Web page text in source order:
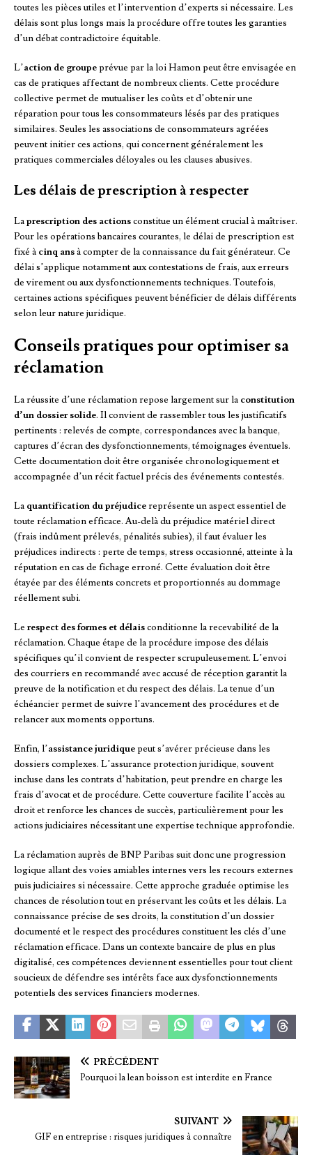
toutes les pièces utiles et l’intervention d’experts si nécessaire. Les
délais sont plus longs mais la procédure offre toutes les garanties
d’un débat contradictoire équitable.
L’action de groupeprévue par la loi Hamon peut être envisagée en
cas de pratiques affectant de nombreux clients. Cette procédure
collective permet de mutualiser les coûts et d’obtenir une
réparation pour tous les consommateurs lésés par des pratiques
similaires. Seules les associations de consommateurs agréées
peuvent initier ces actions, qui concernent généralement les
pratiques commerciales déloyales ou les clauses abusives.
Les délais de prescription à respecter
Laprescription des actionsconstitue un élément crucial à maîtriser.
Pour les opérations bancaires courantes, le délai de prescription est
fixé à cinq ansà compter de la connaissance du fait générateur. Ce
délai s’applique notamment aux contestations de frais, aux erreurs
de virement ou aux dysfonctionnements techniques. Toutefois,
certaines actions spécifiques peuvent bénéficier de délais différents
selon leur nature juridique.
Conseils pratiques pour optimiser sa
réclamation
La réussite d’une réclamation repose largement sur la constitution
d’un dossier solide. Il convient de rassembler tous les justificatifs
pertinents : relevés de compte, correspondances avec la banque,
captures d’écran des dysfonctionnements, témoignages éventuels.
Cette documentation doit être organisée chronologiquement et
accompagnée d’un récit factuel précis des événements contestés.
La quantification du préjudicereprésente un aspect essentiel de
toute réclamation efficace. Au-delà du préjudice matériel direct
(frais indûment prélevés, pénalités subies), il faut évaluer les
préjudices indirects : perte de temps, stress occasionné, atteinte à la
réputation en cas de fichage erroné. Cette évaluation doit être
étayée par des éléments concrets et proportionnés au dommage
réellement subi.
Le respect des formes et délaisconditionne la recevabilité de la
réclamation. Chaque étape de la procédure impose des délais
spécifiques qu’il convient de respecter scrupuleusement. L’envoi
des courriers en recommandé avec accusé de réception garantit la
preuve de la notification et du respect des délais. La tenue d’un
échéancier permet de suivre l’avancement des procédures et de
relancer aux moments opportuns.
Enfin, l’assistance juridiquepeut s’avérer précieuse dans les
dossiers complexes. L’assurance protection juridique, souvent
incluse dans les contrats d’habitation, peut prendre en charge les
frais d’avocat et de procédure. Cette couverture facilite l’accès au
droit et renforce les chances de succès, particulièrement pour les
actions judiciaires nécessitant une expertise technique approfondie.
La réclamation auprès de BNP Paribas suit donc une progression
logique allant des voies amiables internes vers les recours externes
puis judiciaires si nécessaire. Cette approche graduée optimise les
chances de résolution tout en préservant les coûts et les délais. La
connaissance précise de ses droits, la constitution d’un dossier
documenté et le respect des procédures constituent les clés d’une
réclamation efficace. Dans un contexte bancaire de plus en plus
digitalisé, ces compétences deviennent essentielles pour tout client
soucieux de défendre ses intérêts face aux dysfonctionnements
potentiels des services financiers modernes.
PRÉCÉDENT
Pourquoi la lean boisson est interdite en France
SUIVANT
GIF en entreprise : risques juridiques à connaître